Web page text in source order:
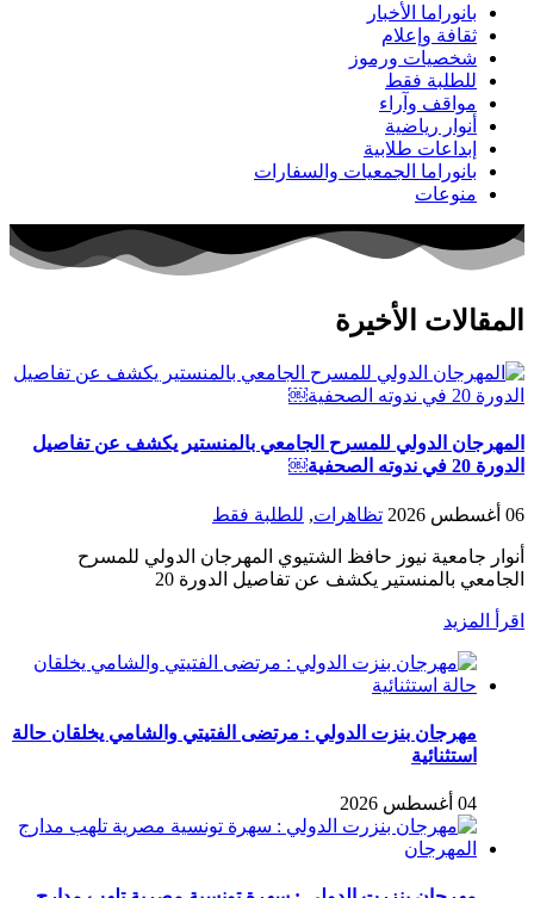
بانوراما الأخبار
ثقافة وإعلام
شخصيات ورموز
للطلبة فقط
مواقف وآراء
أنوار رياضية
إبداعات طلابية
بانوراما الجمعيات والسفارات
منوعات
المقالات الأخيرة
المهرجان الدولي للمسرح الجامعي بالمنستير يكشف عن تفاصيل
الدورة 20 في ندوته الصحفية￼
06 أغسطس 2026 تظاهرات, للطلبة فقط
أنوار جامعية نيوز حافظ الشتيوي المهرجان الدولي للمسرح
الجامعي بالمنستير يكشف عن تفاصيل الدورة 20
اقرأ المزيد
مهرجان بنزت الدولي : مرتضى الفتيتي والشامي يخلقان حالة
استثنائية
04 أغسطس 2026